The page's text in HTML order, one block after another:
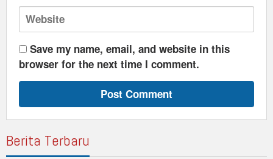
Save my name, email, and website in this
browser for the next time I comment.
Berita Terbaru